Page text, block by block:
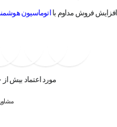
افزایش فروش مداوم با اتوماسیون
مورد اعتماد بیش از ۱۶۰ برند آموزشی معتبر کشور ...